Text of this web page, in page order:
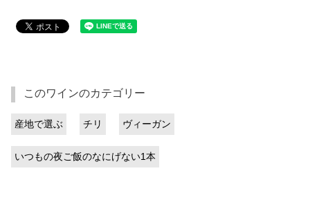
このワインのカテゴリー
産地で選ぶ チリ ヴィーガン
いつもの夜ご飯のなにげない1本